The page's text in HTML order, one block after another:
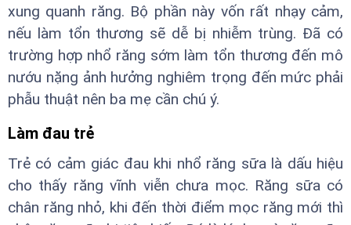
xung quanh răng. Bộ phần này vốn rất nhạy cảm,
nếu làm tổn thương sẽ dễ bị nhiễm trùng. Đã có
trường hợp nhổ răng sớm làm tổn thương đến mô
nướu nặng ảnh hưởng nghiêm trọng đến mức phải
phẫu thuật nên ba mẹ cần chú ý.
Làm đau trẻ
Trẻ có cảm giác đau khi nhổ răng sữa là dấu hiệu
cho thấy răng vĩnh viễn chưa mọc. Răng sữa có
chân răng nhỏ, khi đến thời điểm mọc răng mới thì